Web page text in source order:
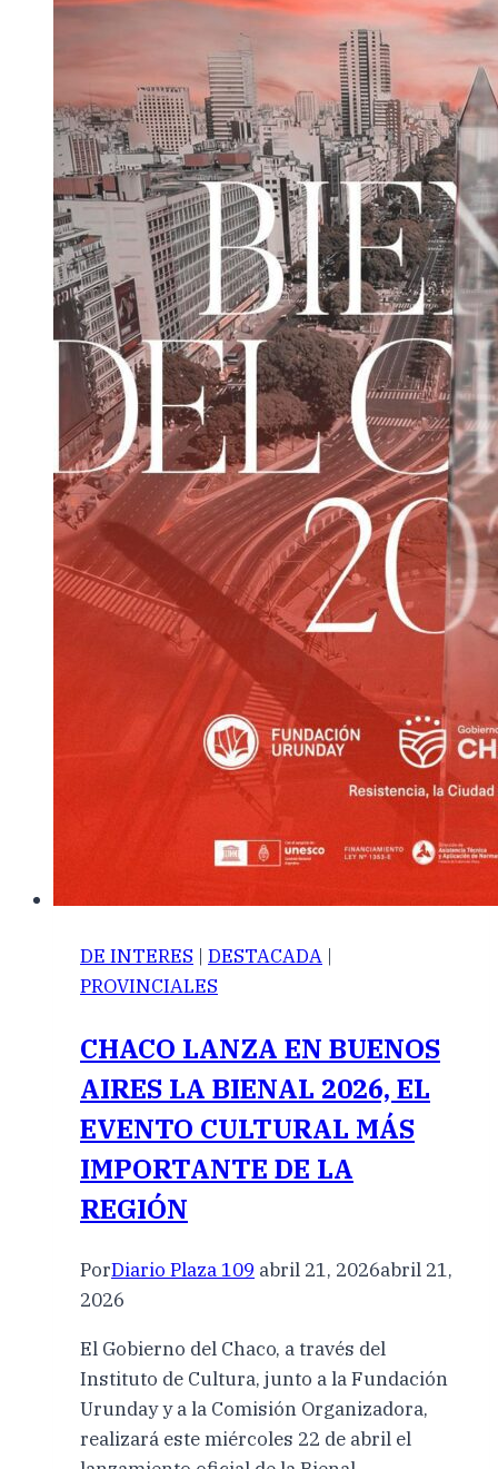
DE INTERES | DESTACADA |
PROVINCIALES
CHACO LANZA EN BUENOS
AIRES LA BIENAL 2026, EL
EVENTO CULTURAL MÁS
IMPORTANTE DE LA
REGIÓN
PorDiario Plaza 109 abril 21, 2026abril 21,
2026
El Gobierno del Chaco, a través del
Instituto de Cultura, junto a la Fundación
Urunday y a la Comisión Organizadora,
realizará este miércoles 22 de abril el